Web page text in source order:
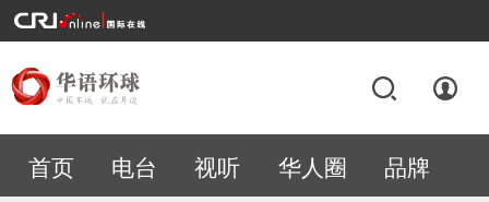
首页 电台 视听 华人圈 品牌